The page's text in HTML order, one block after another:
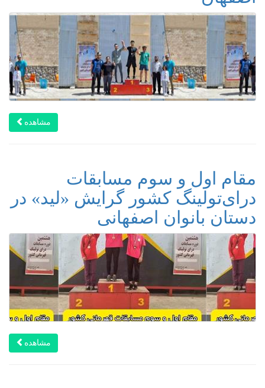
مشاهده
مقام اول و سوم مسابقات
درای‌تولینگ کشور گرایش «لید» در
دستان بانوان اصفهانی
مشاهده